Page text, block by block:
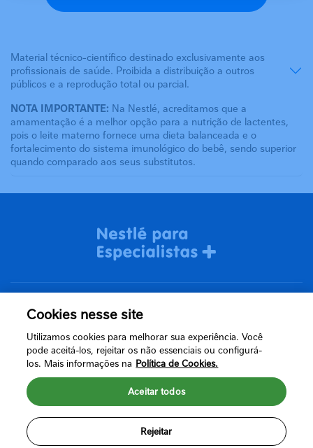
Material técnico-científico destinado exclusivamente aos
profissionais de saúde. Proibida a distribuição a outros
públicos e a reprodução total ou parcial.
NOTA IMPORTANTE: Na Nestlé, acreditamos que a
amamentação é a melhor opção para a nutrição de lactentes,
pois o leite materno fornece uma dieta balanceada e o
fortalecimento do sistema imunológico do bebê, sendo superior
quando comparado aos seus substitutos.
Termos de uso
Política de Privacidade
Cookies nesse site
Utilizamos cookies para melhorar sua experiência. Você
pode aceitá-los, rejeitar os não essenciais ou configurá-
los. Mais informações na Política de Cookies.
Rejeitar
Aceitar todos